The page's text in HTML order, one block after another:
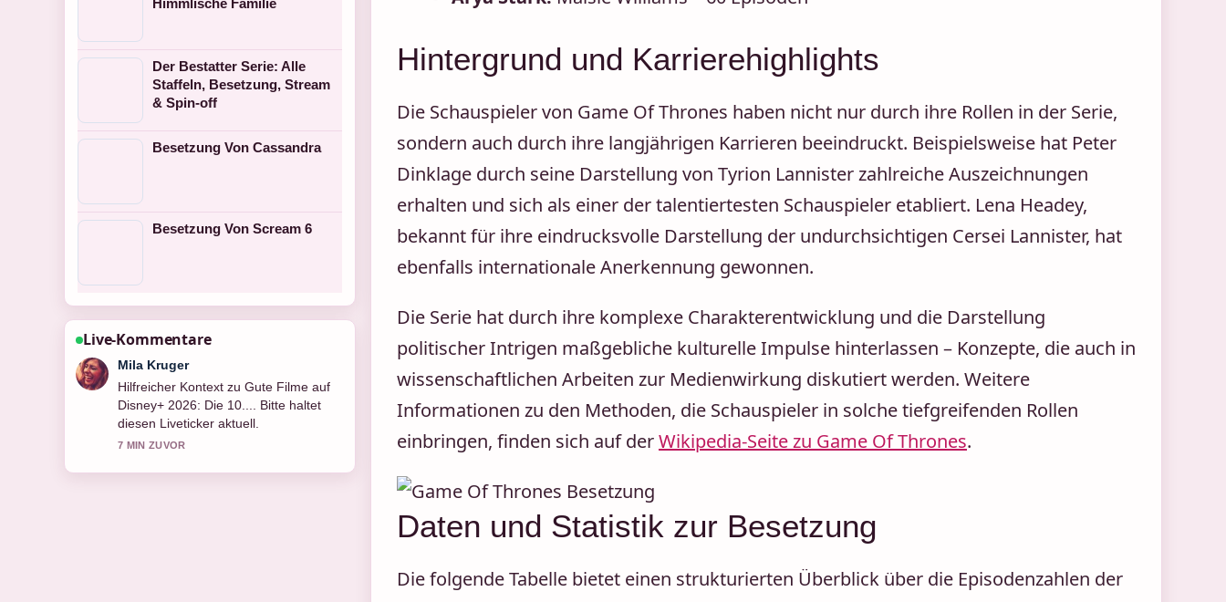
Hintergrund und Karrierehighlights
Die Schauspieler von Game Of Thrones haben nicht nur durch ihre Rollen in der Serie,
sondern auch durch ihre langjährigen Karrieren beeindruckt. Beispielsweise hat Peter
Dinklage durch seine Darstellung von Tyrion Lannister zahlreiche Auszeichnungen
erhalten und sich als einer der talentiertesten Schauspieler etabliert. Lena Headey,
bekannt für ihre eindrucksvolle Darstellung der undurchsichtigen Cersei Lannister, hat
ebenfalls internationale Anerkennung gewonnen.
Die Serie hat durch ihre komplexe Charakterentwicklung und die Darstellung
politischer Intrigen maßgebliche kulturelle Impulse hinterlassen – Konzepte, die auch in
wissenschaftlichen Arbeiten zur Medienwirkung diskutiert werden. Weitere
Informationen zu den Methoden, die Schauspieler in solche tiefgreifenden Rollen
einbringen, finden sich auf derWikipedia-Seite zu Game Of Thrones.
Daten und Statistik zur Besetzung
Die folgende Tabelle bietet einen strukturierten Überblick über die Episodenzahlen der
Himmlische Familie
Der Bestatter Serie: Alle
Staffeln, Besetzung, Stream
& Spin-off
Besetzung Von Cassandra
Besetzung Von Scream 6
Live-Kommentare
Jonas Wagner
Die Berichterstattung zu Besetzung
Von Black Panther 2 wirkt solide und
sehr gut nachvollziehbar.
9 MIN ZUVOR